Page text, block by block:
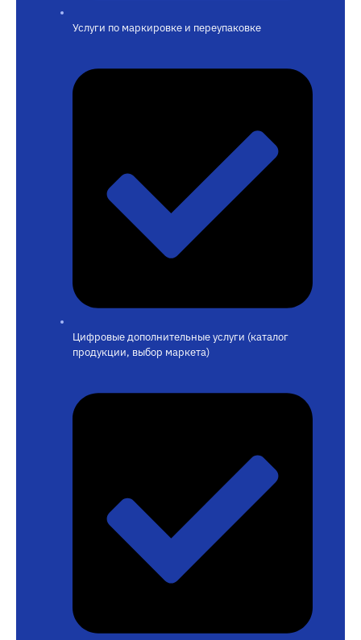
Услуги по маркировке и переупаковке
Цифровые дополнительные услуги (каталог
продукции, выбор маркета)